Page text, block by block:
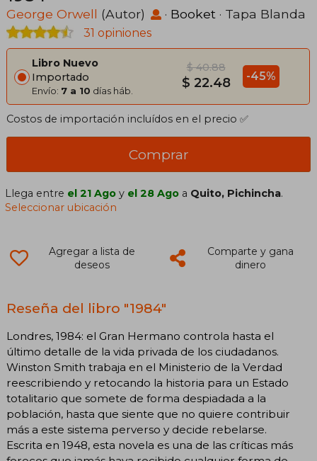
George Orwell (Autor) · Booket · Tapa Blanda
31 opiniones
Libro Nuevo
Importado
Envío: 7 a 10 días háb.
$ 40.88
$ 22.48 -45%
Costos de importación incluídos en el precio ✅
Comprar
Llega entre el 21 Ago y el 28 Ago a Quito, Pichincha.
Seleccionar ubicación
Agregar a lista de
deseos
Comparte y gana
dinero
Reseña del libro "1984"
Londres, 1984: el Gran Hermano controla hasta el
último detalle de la vida privada de los ciudadanos.
Winston Smith trabaja en el Ministerio de la Verdad
reescribiendo y retocando la historia para un Estado
totalitario que somete de forma despiadada a la
población, hasta que siente que no quiere contribuir
más a este sistema perverso y decide rebelarse.
Escrita en 1948, esta novela es una de las críticas más